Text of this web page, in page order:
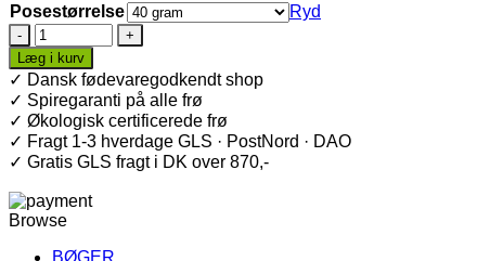
Posestørrelse
Ryd
Hvid
kløver
spirer
·
Økologiske
spirefrø
antal
Læg i kurv
✓ Dansk fødevaregodkendt shop
✓ Spiregaranti på alle frø
✓ Økologisk certificerede frø
✓ Fragt 1-3 hverdage GLS · PostNord · DAO
✓ Gratis GLS fragt i DK over 870,-
Browse
BØGER